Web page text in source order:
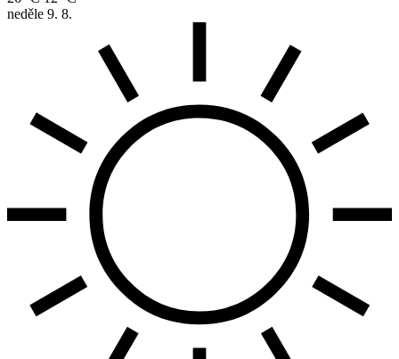
neděle 9. 8.